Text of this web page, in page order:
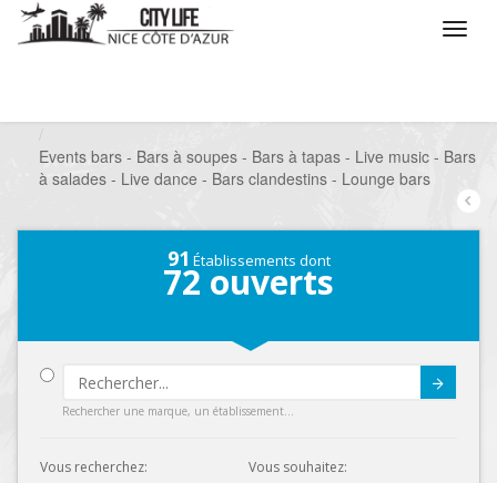
Events bars - Bars à soupes - Bars à tapas - Live music - Bars
à salades - Live dance - Bars clandestins - Lounge bars
91 Établissements dont
72 ouverts
Rechercher une marque, un établissement...
Vous recherchez:
Vous souhaitez: